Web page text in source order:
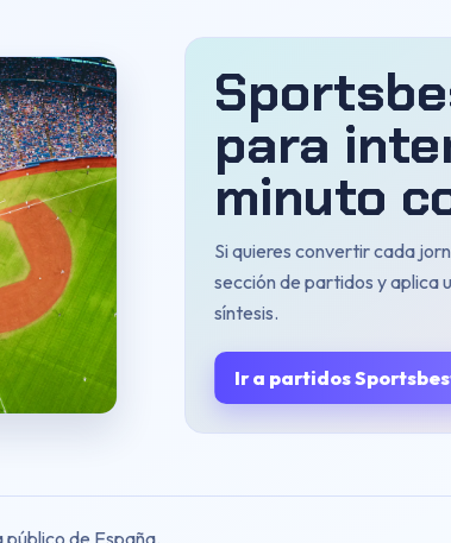
para
minuto
Si quieres convertir cada
sección de partidos y aplica
síntesis.
Ir a partidos
de España.